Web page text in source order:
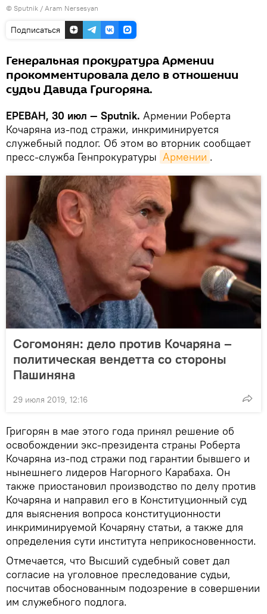
© Sputnik / Aram Nersesyan
Подписаться
Генеральная прокуратура Армении
прокомментировала дело в отношении
судьи Давида Григоряна.
ЕРЕВАН, 30 июл — Sputnik. Армении Роберта
Кочаряна из-под стражи, инкриминируется
служебный подлог. Об этом во вторник сообщает
пресс-служба Генпрокуратуры Армении .
Согомонян: дело против Кочаряна –
политическая вендетта со стороны
Пашиняна
29 июля 2019, 12:16
Григорян в мае этого года принял решение об
освобождении экс-президента страны Роберта
Кочаряна из-под стражи под гарантии бывшего и
нынешнего лидеров Нагорного Карабаха. Он
также приостановил производство по делу против
Кочаряна и направил его в Конституционный суд
для выяснения вопроса конституционности
инкриминируемой Кочаряну статьи, а также для
определения сути института неприкосновенности.
Отмечается, что Высший судебный совет дал
согласие на уголовное преследование судьи,
посчитав обоснованным подозрение в совершении
им служебного подлога.